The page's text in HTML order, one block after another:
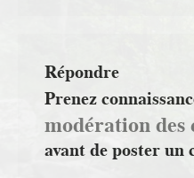
Répondre
Prenez
modération des
avant de poster un